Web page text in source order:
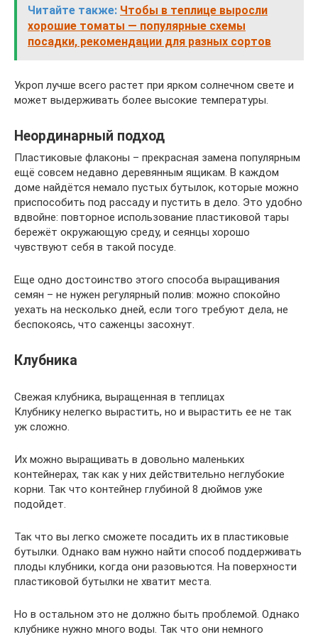
Читайте также: Чтобы в теплице выросли
хорошие томаты — популярные схемы
посадки, рекомендации для разных сортов
Укроп лучше всего растет при ярком солнечном свете и
может выдерживать более высокие температуры.
Неординарный подход
Пластиковые флаконы – прекрасная замена популярным
ещё совсем недавно деревянным ящикам. В каждом
доме найдётся немало пустых бутылок, которые можно
приспособить под рассаду и пустить в дело. Это удобно
вдвойне: повторное использование пластиковой тары
бережёт окружающую среду, и сеянцы хорошо
чувствуют себя в такой посуде.
Еще одно достоинство этого способа выращивания
семян – не нужен регулярный полив: можно спокойно
уехать на несколько дней, если того требуют дела, не
беспокоясь, что саженцы засохнут.
Клубника
Свежая клубника, выращенная в теплицах
Клубнику нелегко вырастить, но и вырастить ее не так
уж сложно.
Их можно выращивать в довольно маленьких
контейнерах, так как у них действительно неглубокие
корни. Так что контейнер глубиной 8 дюймов уже
подойдет.
Так что вы легко сможете посадить их в пластиковые
бутылки. Однако вам нужно найти способ поддерживать
плоды клубники, когда они разовьются. На поверхности
пластиковой бутылки не хватит места.
Но в остальном это не должно быть проблемой. Однако
клубнике нужно много воды. Так что они немного